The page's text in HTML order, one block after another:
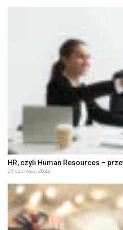
HR, czyli Human Resources –
23 czerwca, 2022